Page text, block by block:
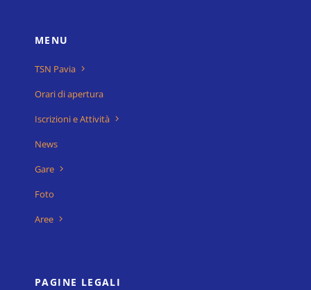
MENU
TSN Pavia
Orari di apertura
Iscrizioni e Attività
News
Gare
Foto
Aree
PAGINE LEGALI